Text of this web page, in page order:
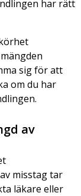
har rätt
sig för att
om du har
av
misstag tar
läkare eller